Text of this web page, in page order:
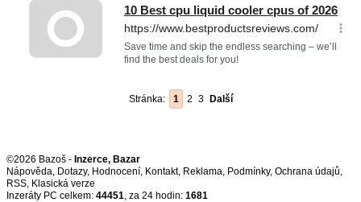
Stránka: 1 2 3 Další
©2026 Bazoš - Inzerce, Bazar
Nápověda, Dotazy, Hodnocení, Kontakt, Reklama, Podmínky, Ochrana údajů,
RSS,
Inzeráty PC celkem: 44451, za 24 hodin: 1681